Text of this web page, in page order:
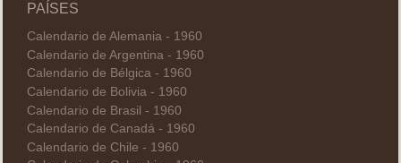
PAÍSES
Calendario de Alemania - 1960
Calendario de Argentina - 1960
Calendario de Bélgica - 1960
Calendario de Bolivia - 1960
Calendario de Brasil - 1960
Calendario de Canadá - 1960
Calendario de Chile - 1960